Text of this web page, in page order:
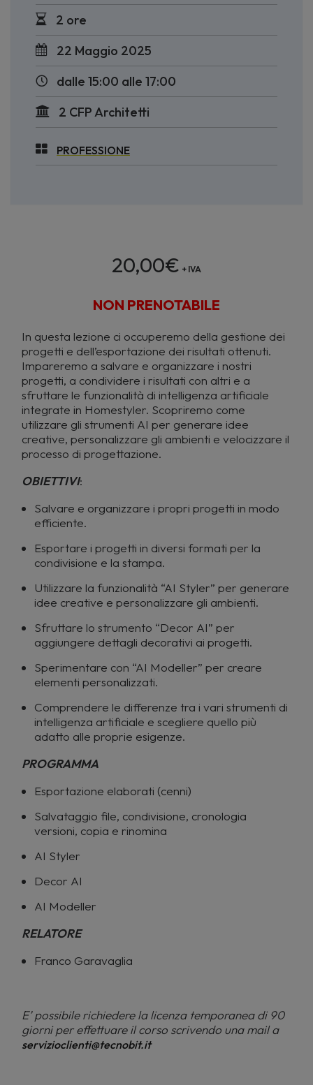
2 ore
22 Maggio 2025
dalle 15:00 alle 17:00
2 CFP Architetti
PROFESSIONE
20,00€ + IVA
NON PRENOTABILE
In questa lezione ci occuperemo della gestione dei
progetti e dell’esportazione dei risultati ottenuti.
Impareremo a salvare e organizzare i nostri
progetti, a condividere i risultati con altri e a
sfruttare le funzionalità di intelligenza artificiale
integrate in Homestyler. Scopriremo come
utilizzare gli strumenti AI per generare idee
creative, personalizzare gli ambienti e velocizzare il
processo di progettazione.
OBIETTIVI:
Salvare e organizzare i propri progetti in modo
efficiente.
Esportare i progetti in diversi formati per la
condivisione e la stampa.
Utilizzare la funzionalità “AI Styler” per generare
idee creative e personalizzare gli ambienti.
Sfruttare lo strumento “Decor AI” per
aggiungere dettagli decorativi ai progetti.
Sperimentare con “AI Modeller” per creare
elementi personalizzati.
Comprendere le differenze tra i vari strumenti di
intelligenza artificiale e scegliere quello più
adatto alle proprie esigenze.
PROGRAMMA
Esportazione elaborati (cenni)
Salvataggio file, condivisione, cronologia
versioni, copia e rinomina
AI Styler
Decor AI
AI Modeller
RELATORE
Franco Garavaglia
E’ possibile richiedere la licenza temporanea di 90
giorni per effettuare il corso scrivendo una mail a
servizioclienti@tecnobit.it